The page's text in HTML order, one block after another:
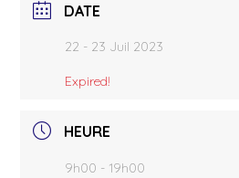
DATE
22 - 23 Juil 2023
Expired!
HEURE
9h00 - 19h00